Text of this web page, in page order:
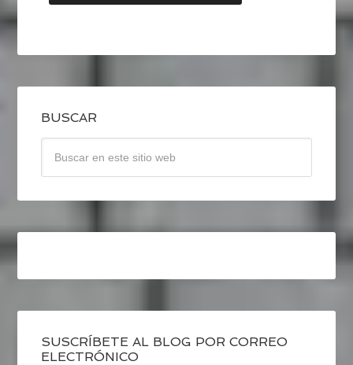
BUSCAR
SUSCRÍBETE AL BLOG POR CORREO
ELECTRÓNICO